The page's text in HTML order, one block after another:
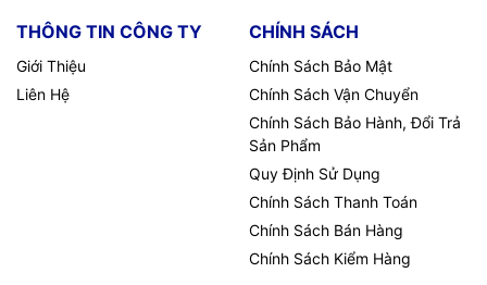
THÔNG TIN CÔNG TY
Giới Thiệu
Liên Hệ
CHÍNH SÁCH
Chính Sách Bảo Mật
Chính Sách Vận Chuyển
Chính Sách Bảo Hành, Đổi Trả
Sản Phẩm
Quy Định Sử Dụng
Chính Sách Thanh Toán
Chính Sách Bán Hàng
Chính Sách Kiểm Hàng